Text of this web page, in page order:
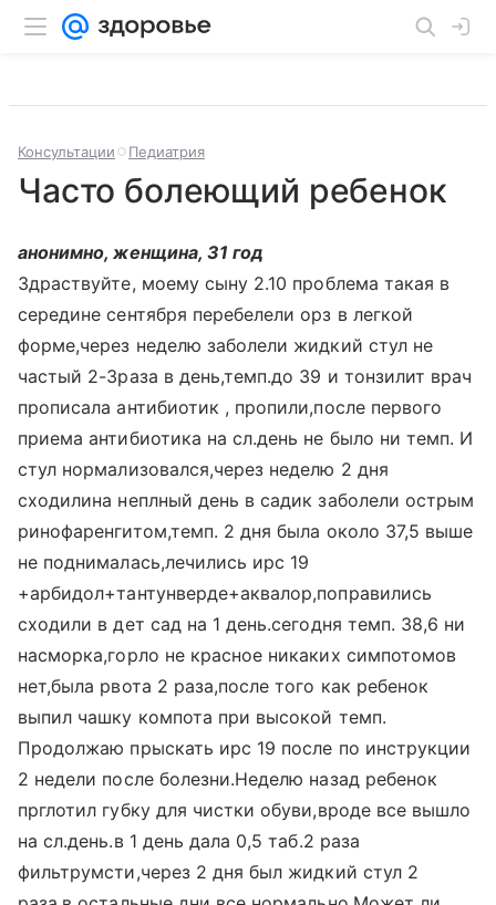
Консультации Педиатрия
Часто болеющий ребенок
анонимно, женщина, 31 год
Здраствуйте, моему сыну 2.10 проблема такая в
середине сентября перебелели орз в легкой
форме,через неделю заболели жидкий стул не
частый 2-3раза в день,темп.до 39 и тонзилит врач
прописала антибиотик , пропили,после первого
приема антибиотика на сл.день не было ни темп. И
стул нормализовался,через неделю 2 дня
сходилина неплный день в садик заболели острым
ринофаренгитом,темп. 2 дня была около 37,5 выше
не поднималась,лечились ирс 19
+арбидол+тантунверде+аквалор,поправились
сходили в дет сад на 1 день.сегодня темп. 38,6 ни
насморка,горло не красное никаких симпотомов
нет,была рвота 2 раза,после того как ребенок
выпил чашку компота при высокой темп.
Продолжаю прыскать ирс 19 после по инструкции
2 недели после болезни.Неделю назад ребенок
прглотил губку для чистки обуви,вроде все вышло
на сл.день.в 1 день дала 0,5 таб.2 раза
фильтрумсти,через 2 дня был жидкий стул 2